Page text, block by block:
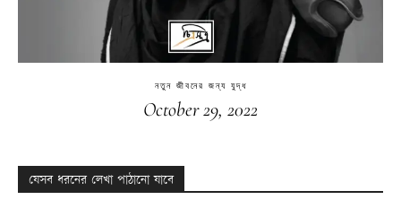
নতুন জীবনের জন্য যুদ্ধ
October 29, 2022
যেসব ধরনের লেখা পাঠানো যাবে